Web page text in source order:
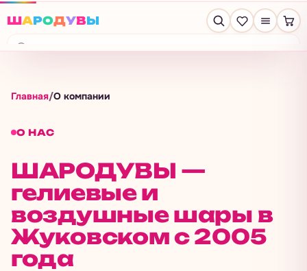
ШАРОДУВЫ
Машково
ШАРОДУВЫ —
гелиевые и
воздушные шары в
Жуковском с 2005